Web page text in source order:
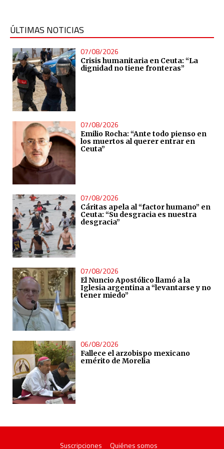
ÚLTIMAS NOTICIAS
07/08/2026
Crisis humanitaria en Ceuta: “La
dignidad no tiene fronteras”
07/08/2026
Emilio Rocha: “Ante todo pienso en
los muertos al querer entrar en
Ceuta”
07/08/2026
Cáritas apela al “factor humano” en
Ceuta: “Su desgracia es nuestra
desgracia”
07/08/2026
El Nuncio Apostólico llamó a la
Iglesia argentina a “levantarse y no
tener miedo”
06/08/2026
Fallece el arzobispo mexicano
emérito de Morelia
Suscripciones Quiénes somos